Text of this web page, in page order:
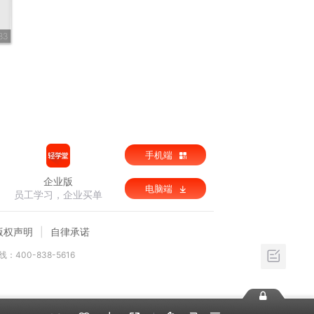
企业版
员工学习，企业买单
手机端
电脑端
权声明 自律承诺
：400-838-5616